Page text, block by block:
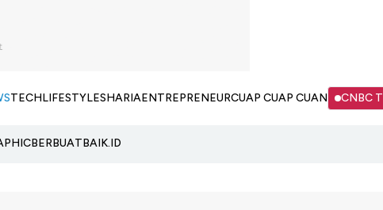
TECHLIFESTYLESHARIAENTREPRENEURCUAP CUAP CUAN CNBC
BERBUATBAIK.ID